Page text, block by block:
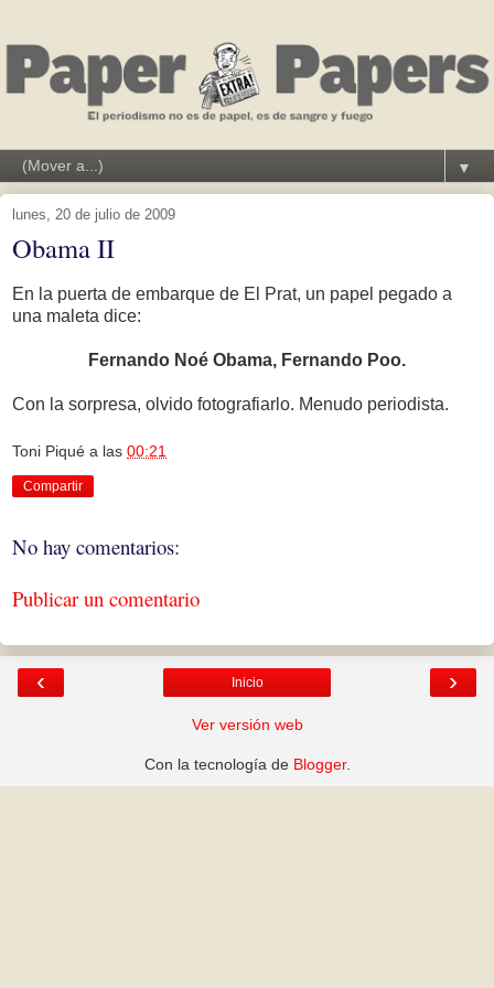
▼
lunes, 20 de julio de 2009
Obama II
En la puerta de embarque de El Prat, un papel pegado a
una maleta dice:
Fernando Noé Obama, Fernando Poo.
Con la sorpresa, olvido fotografiarlo. Menudo periodista.
Toni Piqué a las 00:21
Compartir
No hay comentarios:
Publicar un comentario
‹ ›
Inicio
Ver versión web
Con la tecnología de Blogger.